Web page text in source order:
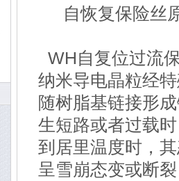
几种LED保护电路设计方案
电流为上限，但往往会...
适用于
高了最
流、提
自恢复保险丝
WH自复位过流
纳米导电晶粒经
随树脂基链接形
生短路或者过载
到居里温度时，
呈雪崩态变或断